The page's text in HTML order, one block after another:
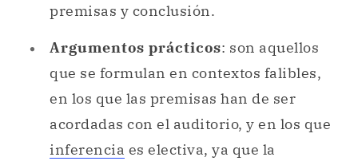
premisas y conclusión.
Argumentos prácticos: son aquellos
que se formulan en contextos falibles,
en los que las premisas han de ser
acordadas con el auditorio, y en los que
inferencia es electiva, ya que la